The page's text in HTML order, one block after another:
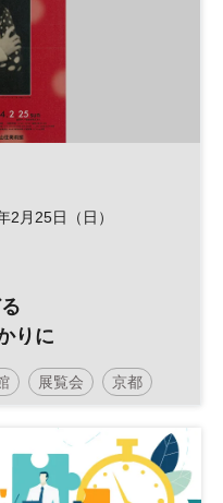
月25日（日）
りに
展覧会 京都